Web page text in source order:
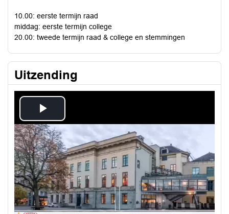
10.00: eerste termijn raad
middag: eerste termijn college
20.00: tweede termijn raad & college en stemmingen
Uitzending
Play
Video